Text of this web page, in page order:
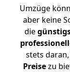
Umzüge
aber keine
die
stets
Preisezu